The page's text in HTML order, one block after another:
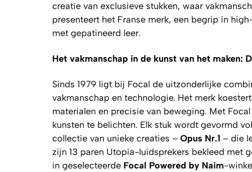
creatie van exclusieve stukken, waar
presenteert het Franse merk, een begrip in
met gepatineerd leer.
Het vakmanschap in de kunst van het maken:
Sinds 1979 ligt bij Focal de uitzonderlijke
vakmanschap en technologie. Het merk
materialen en precisie van beweging. Met
kunsten te belichten. Elk stuk wordt gevormd
collectie van unieke creaties – Opus Nr.1 – die
zijn 13 paren Utopia-luidsprekers bekleed met
in geselecteerde Focal Powered by Naim-